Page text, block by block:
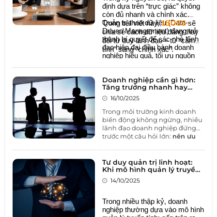
định dựa trên “trực giác” không
còn đủ nhanh và chính xác.
Quản trị theo dữ liệu (Data-
Driven Management) đang trở
thành bí quyết để các nhà lãnh
đạo hiện đại điều hành doanh
nghiệp hiệu quả, tối ưu nguồn
Trong bài viết này,1BOSSsẽ
chia sẻ cách dữ liệu đang thay
đổi tư duy lãnh đạo – từ “cảm
tính” sang “chính xác”.
Doanh nghiệp cần gì hơn:
Tăng trưởng nhanh hay
tăng trưởng bền vững?
16/10/2025
Trong môi trường kinh doanh
biến động không ngừng, nhiều
lãnh đạo doanh nghiệp đứng
trước một câu hỏi lớn: nên ưu
để chiếm lĩnh thị trường, hay
tập trung vào sự bền vững để
đi đường dài?
Đây không chỉ là câu hỏi về
chiến lược, mà còn là
tảng, giữa “đi nhanh” và “đi
chắc” – quyết định trực tiếp đến
Tư duy quản trị linh hoạt:
Khi mô hình quản lý truyền
thống không còn phù hợp
14/10/2025
Trong nhiều thập kỷ, doanh
nghiệp thường dựa vào mô hình